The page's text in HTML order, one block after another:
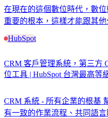
在現在的這個數位時代，數
重要的根本，這樣才能跟其
HubSpot
CRM 客戶管理系統，第三方
位工具 | HubSpot 台灣最高等
CRM 系統 - 所有企業的根基
有一致的作業流程、共同語